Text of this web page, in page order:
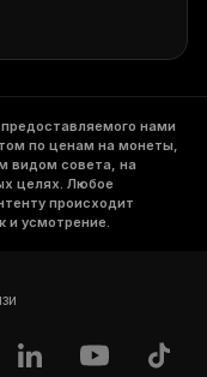
нами
по ценам на монеты,
видом совета, на
целях. Любое
происходит
и усмотрение.